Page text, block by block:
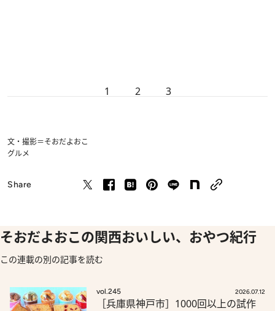
1 2 3
文・撮影＝そおだよおこ
グルメ
Share
そおだよおこの関西おいしい、おやつ紀行
この連載の別の記事を読む
vol.245 2026.07.12
［兵庫県神戸市］1000回以上の試作